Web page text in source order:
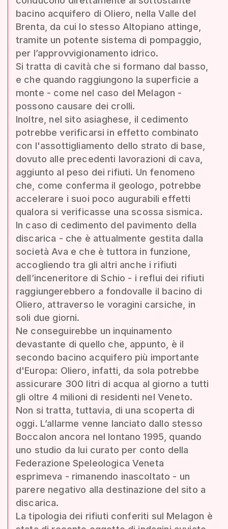
bacino acquifero di Oliero, nella Valle del
Brenta, da cui lo stesso Altopiano attinge,
tramite un potente sistema di pompaggio,
per l’approvvigionamento idrico.
Si tratta di cavità che si formano dal basso,
e che quando raggiungono la superficie a
monte - come nel caso del Melagon -
possono causare dei crolli.
Inoltre, nel sito asiaghese, il cedimento
potrebbe verificarsi in effetto combinato
con l'assottigliamento dello strato di base,
dovuto alle precedenti lavorazioni di cava,
aggiunto al peso dei rifiuti. Un fenomeno
che, come conferma il geologo, potrebbe
accelerare i suoi poco augurabili effetti
qualora si verificasse una scossa sismica.
In caso di cedimento del pavimento della
discarica - che è attualmente gestita dalla
società Ava e che è tuttora in funzione,
accogliendo tra gli altri anche i rifiuti
dell’inceneritore di Schio - i reflui dei rifiuti
raggiungerebbero a fondovalle il bacino di
Oliero, attraverso le voragini carsiche, in
soli due giorni.
Ne conseguirebbe un inquinamento
devastante di quello che, appunto, è il
secondo bacino acquifero più importante
d'Europa: Oliero, infatti, da sola potrebbe
assicurare 300 litri di acqua al giorno a tutti
gli oltre 4 milioni di residenti nel Veneto.
Non si tratta, tuttavia, di una scoperta di
oggi. L’allarme venne lanciato dallo stesso
Boccalon ancora nel lontano 1995, quando
uno studio da lui curato per conto della
Federazione Speleologica Veneta
esprimeva - rimanendo inascoltato - un
parere negativo alla destinazione del sito a
discarica.
La tipologia dei rifiuti conferiti sul Melagon è